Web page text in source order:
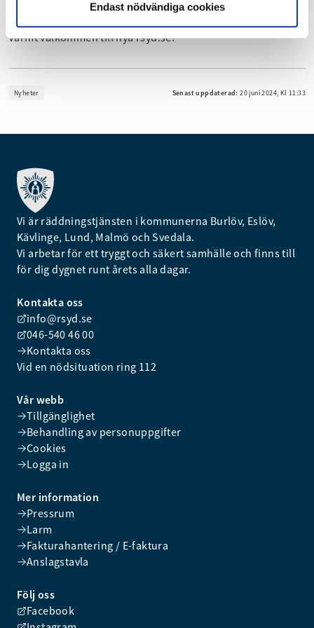
Endast nödvändiga cookies
Varmt välkommen till nya rsyd.se!
Nyheter Senast uppdaterad:20 juni 2024, Kl 11:33
Vi är räddningstjänsten i kommunerna Burlöv, Eslöv,
Kävlinge, Lund, Malmö och Svedala.
Vi arbetar för ett tryggt och säkert samhälle och finns till
för dig dygnet runt årets alla dagar.
Kontakta oss
info@rsyd.se
046-540 46 00
Kontakta oss
Vid en nödsituation ring 112
Vår webb
Tillgänglighet
Behandling av personuppgifter
Cookies
Logga in
Mer information
Pressrum
Larm
Fakturahantering / E-faktura
Anslagstavla
Följ oss
Facebook